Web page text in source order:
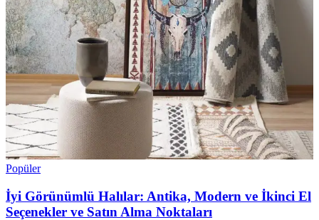
Popüler
İyi Görünümlü Halılar: Antika, Modern ve İkinci El
Seçenekler ve Satın Alma Noktaları